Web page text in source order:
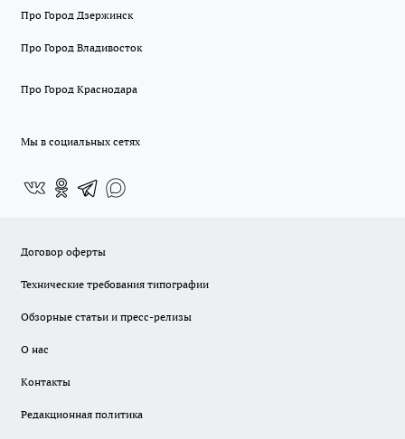
Про Город Дзержинск
Про Город Владивосток
Про Город Краснодара
Мы в социальных сетях
Договор оферты
Технические требования типографии
Обзорные статьи и пресс-релизы
О нас
Контакты
Редакционная политика